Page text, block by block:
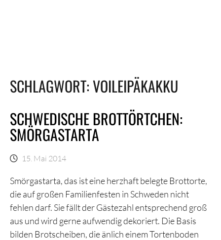
SCHLAGWORT:VOILEIPÄKAKKU
SCHWEDISCHE BROTTÖRTCHEN:
SMÖRGASTARTA
15. Mai 2014
Smörgastarta, das ist eine herzhaft belegte Brottorte,
die auf großen Familienfesten in Schweden nicht
fehlen darf. Sie fällt der Gästezahl entsprechend groß
aus und wird gerne aufwendig dekoriert. Die Basis
bilden Brotscheiben, die änlich einem Tortenboden